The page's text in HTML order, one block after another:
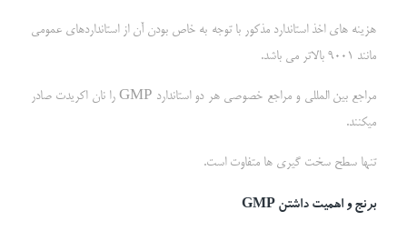
هزینه های اخذ استاندارد مذکور با توجه به خاص بودن آن از استانداردهای عمومی
مانند 9001 بالاتر می باشد.
مراجع بین المللی و مراجع خصوصی هر دو استاندارد GMP را نان اکریدت صادر
میکنند.
تنها سطح سخت گیری ها متفاوت است.
برنج و اهمیت داشتن GMP